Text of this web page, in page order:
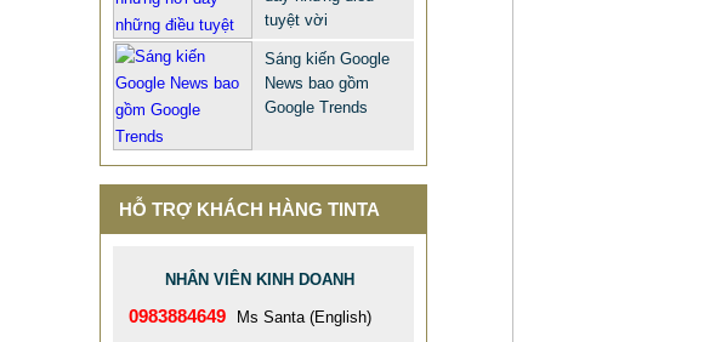
2.695.000 VNĐ2.965.000 VNĐ
Mã sản phẩm: BAN GHE CONG
NGHIEP GIA RE
tuyệt vời
Sáng kiến Google
News bao gồm
Google Trends
HỖ TRỢ KHÁCH HÀNG TINTA
NHÂN VIÊN KINH DOANH
0983884649
Ms Santa (English)